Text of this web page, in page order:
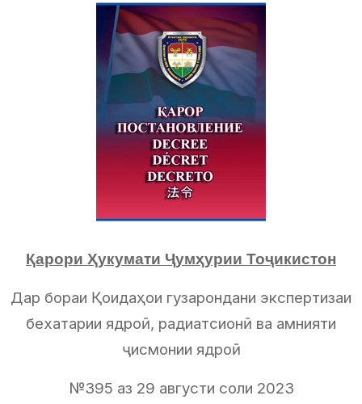
Қарори Ҳукумати Ҷумҳурии Тоҷикистон
Дар бораи Қоидаҳои гузарондани экспертизаи
бехатарии ядроӣ, радиатсионӣ ва амнияти
ҷисмонии ядроӣ
№395 аз 29 августи соли 2023